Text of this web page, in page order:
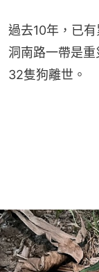
過去10年，已
洞南路一帶是
32隻狗離世。